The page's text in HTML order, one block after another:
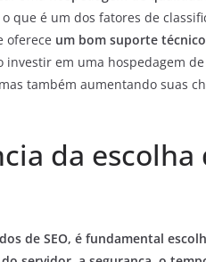
que é um dos fatores de
oferece um bom suporte técnico
investir em uma hospedagem
também aumentando suas
da
de SEO, é fundamental